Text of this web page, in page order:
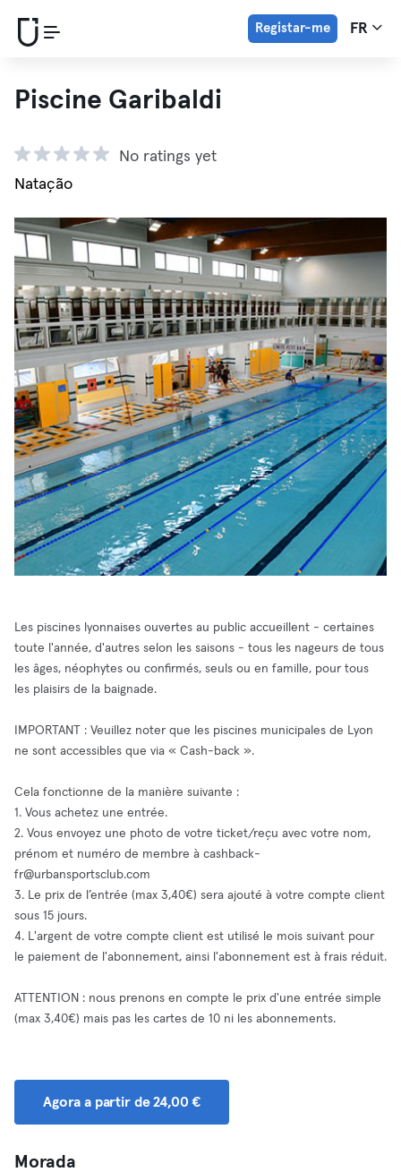
Registar-me FR
Piscine Garibaldi
No ratings yet
Natação
Les piscines lyonnaises ouvertes au public accueillent - certaines
toute l'année, d'autres selon les saisons - tous les nageurs de tous
les âges, néophytes ou confirmés, seuls ou en famille, pour tous
les plaisirs de la baignade.
IMPORTANT : Veuillez noter que les piscines municipales de Lyon
ne sont accessibles que via « Cash-back ».
Cela fonctionne de la manière suivante :
1. Vous achetez une entrée.
2. Vous envoyez une photo de votre ticket/reçu avec votre nom,
prénom et numéro de membre à cashback-
fr@urbansportsclub.com
3. Le prix de l’entrée (max 3,40€) sera ajouté à votre compte client
sous 15 jours.
4. L'argent de votre compte client est utilisé le mois suivant pour
le paiement de l'abonnement, ainsi l'abonnement est à frais réduit.
ATTENTION : nous prenons en compte le prix d'une entrée simple
(max 3,40€) mais pas les cartes de 10 ni les abonnements.
Agora a partir de 24,00 €
Morada